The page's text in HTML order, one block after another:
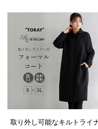
取り外し可能なキルトライ